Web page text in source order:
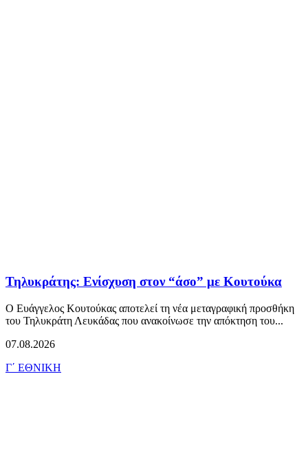
Τηλυκράτης: Ενίσχυση στον “άσο” με Κουτούκα
Ο Ευάγγελος Κουτούκας αποτελεί τη νέα μεταγραφική προσθήκη
του Τηλυκράτη Λευκάδας που ανακοίνωσε την απόκτηση του...
07.08.2026
Γ΄ ΕΘΝΙΚΗ